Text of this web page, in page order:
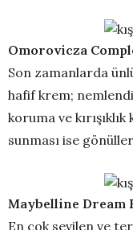
Omorovicza
Son zamanlarda
hafif krem;
koruma ve
sunması ise
Maybelline Dream
En çok sevilen ve